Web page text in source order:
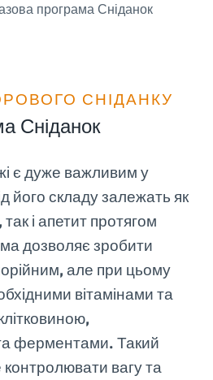
програма Сніданок
СНІДАНКУ
Сніданок
є дуже важливим у
його складу залежать як
і апетит протягом
дозволяє зробити
але при цьому
вітамінами та
ферментами. Такий
вагу та